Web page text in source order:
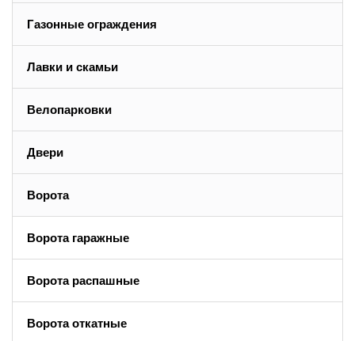
Газонные ограждения
Лавки и скамьи
Велопарковки
Двери
Ворота
Ворота гаражные
Ворота распашные
Ворота откатные